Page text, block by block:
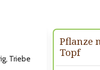
Pflanze
Topf
Triebe